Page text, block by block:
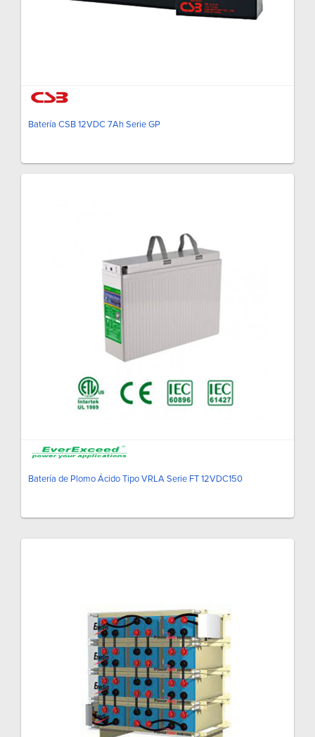
Batería CSB 12VDC 7Ah Serie GP
Batería de Plomo Ácido Tipo VRLA Serie FT 12VDC150